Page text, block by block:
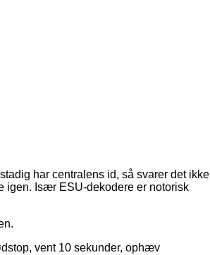
har centralens id, så svarer det ikke
igen. Især ESU-dekodere er notorisk
vent 10 sekunder, ophæv